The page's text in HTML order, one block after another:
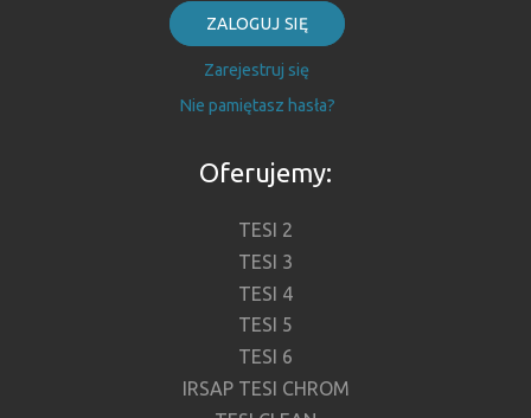
ZALOGUJ SIĘ
Zarejestruj się
Nie pamiętasz hasła?
Oferujemy:
TESI 2
TESI 3
TESI 4
TESI 5
TESI 6
IRSAP TESI CHROM